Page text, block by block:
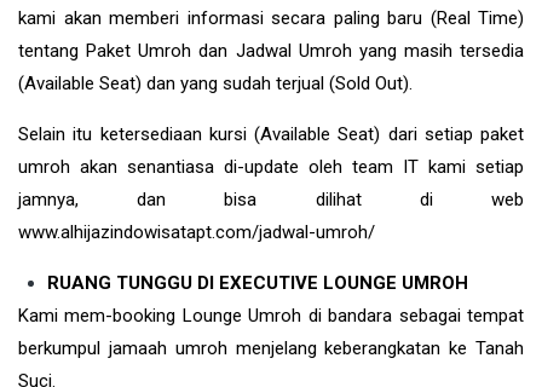
kami akan memberi informasi secara paling baru (Real Time)
tentang Paket Umroh dan Jadwal Umroh yang masih tersedia
(Available Seat) dan yang sudah terjual (Sold Out).
Selain itu ketersediaan kursi (Available Seat) dari setiap paket
umroh akan senantiasa di-update oleh team IT kami setiap
jamnya, dan bisa dilihat di web
www.alhijazindowisatapt.com/jadwal-umroh/
RUANG TUNGGU DI EXECUTIVE LOUNGE UMROH
Kami mem-booking Lounge Umroh di bandara sebagai tempat
berkumpul jamaah umroh menjelang keberangkatan ke Tanah
Suci.